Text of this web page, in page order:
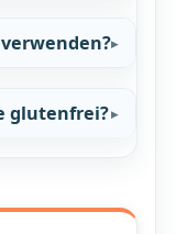
glutenfrei?